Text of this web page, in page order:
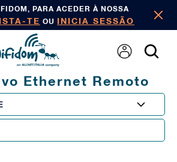
PARA ACEDER À NOSSA
TE OU INICIA SESSÃO
Ethernet Remoto